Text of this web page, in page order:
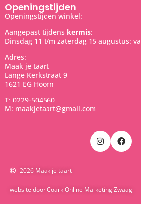
Openingstijden
Openingstijden winkel:
Aangepast tijdens kermis:
Dinsdag 11 t/m zaterdag 15 augustus:
Adres:
Maak je taart
Lange Kerkstraat 9
1621 EG Hoorn
T: 0229-504560
M: maakjetaart@gmail.com
2026 Maak je taart
website door Coark Online Marketing Zwaag